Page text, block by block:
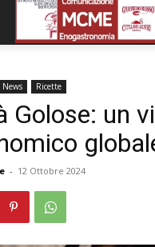
News Ricette
Golose: un
- 12 Ottobre 2024